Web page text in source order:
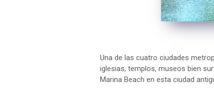
Una de las cuatro ciudades
iglesias, templos, museos bien
Marina Beach en esta ciudad